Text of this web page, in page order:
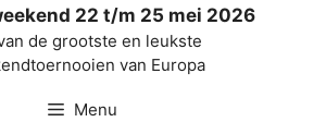
22 t/m 25 mei 2026
de grootste en leukste
van Europa
Menu